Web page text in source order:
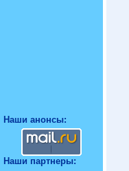
Наши анонсы:
Наши партнеры: